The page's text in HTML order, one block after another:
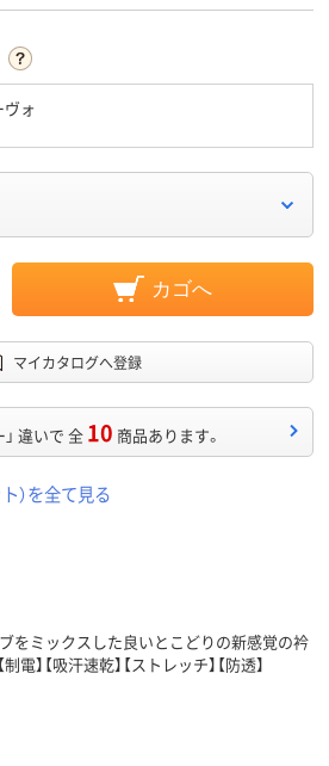
ォ
カゴへ
マイカタログへ登録
」 違いで 全 10 商品あります。
）を全て見る
をミックスした良いとこどりの新感覚の衿
電】【吸汗速乾】【ストレッチ】【防透】